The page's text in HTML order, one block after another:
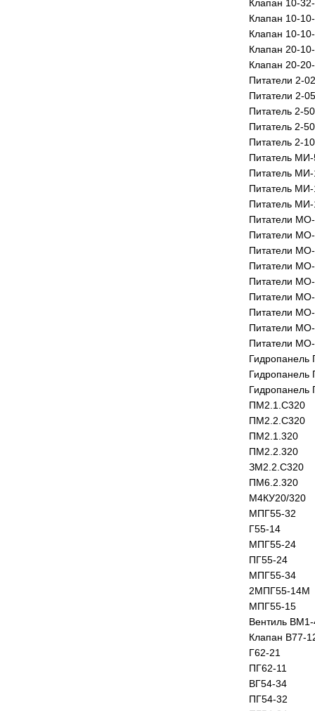
Клапан 10-
Клапан 10-
Клапан 10-
Клапан 20-
Клапан 20-
Питатели 2-
Питатели 2-
Питатель 2-
Питатель 2-
Питатель 2-
Питатель МИ-
Питатель
Питатель
Питатель
Питатели
Питатели
Питатели
Питатели
Питатели
Питатели
Питатели
Питатели
Питатели
Гидропанель
Гидропанель
Гидропанель
ПМ2.1.С320
ПМ2.2.С320
ПМ2.1.320
ПМ2.2.320
ЗМ2.2.С320
ПМ6.2.320
М4КУ20/320
МПГ55-32
Г55-14
МПГ55-24
ПГ55-24
МПГ55-34
2МПГ55-14М
МПГ55-15
Вентиль
Клапан В77-
Г62-21
ПГ62-11
ВГ54-34
ПГ54-32